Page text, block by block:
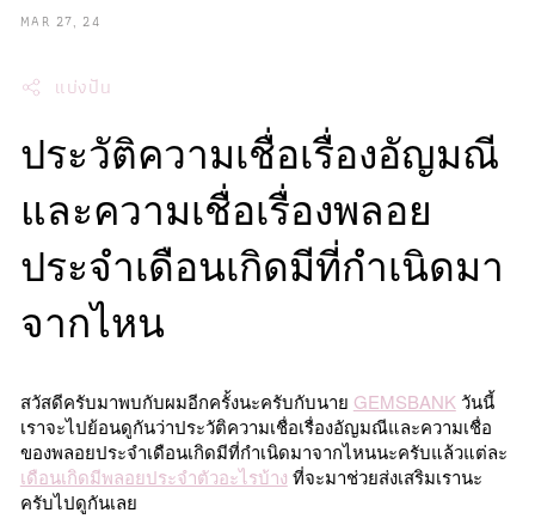
MAR 27, 24
แบ่งปัน
ประวัติความเชื่อเรื่องอัญมณี
และความเชื่อเรื่องพลอย
ประจำเดือนเกิดมีที่กำเนิดมา
จากไหน
สวัสดีครับมาพบกับผมอีกครั้งนะครับกับนาย GEMSBANK วันนี้
เราจะไปย้อนดูกันว่าประวัติความเชื่อเรื่องอัญมณีและความเชื่อ
ของพลอยประจำเดือนเกิดมีที่กำเนิดมาจากไหนนะครับแล้วแต่ละ
เดือนเกิดมีพลอยประจำตัวอะไรบ้าง ที่จะมาช่วยส่งเสริมเรานะ
ครับไปดูกันเลย